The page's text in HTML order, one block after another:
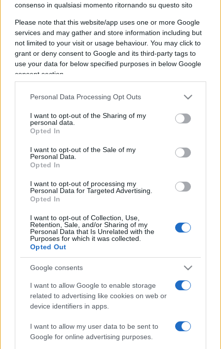
consenso in qualsiasi momento ritornando su questo sito
Please note that this website/app uses one or more Google
services and may gather and store information including but
not limited to your visit or usage behaviour. You may click to
grant or deny consent to Google and its third-party tags to
use your data for below specified purposes in below Google
consent section.
Personal Data Processing Opt Outs
I want to opt-out of the Sharing of my
personal data.
Opted In
I want to opt-out of the Sale of my
Personal Data.
Opted In
I want to opt-out of processing my
Personal Data for Targeted Advertising.
Opted In
I want to opt-out of Collection, Use,
Retention, Sale, and/or Sharing of my
Personal Data that Is Unrelated with the
Purposes for which it was collected.
Opted Out
Google consents
I want to allow Google to enable storage
related to advertising like cookies on web or
device identifiers in apps.
I want to allow my user data to be sent to
Google for online advertising purposes.
IL PIÙ LETTO DEL MESE
ECONOMIA 12.7k
Condominio: così si gestiscono le infiltrazioni da
lastrico solare